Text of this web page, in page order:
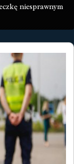
niesprawnym